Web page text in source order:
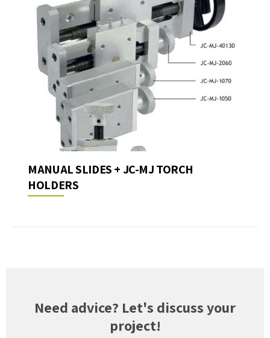
MANUAL SLIDES + JC-MJ TORCH
HOLDERS
Need advice? Let's discuss your
project!